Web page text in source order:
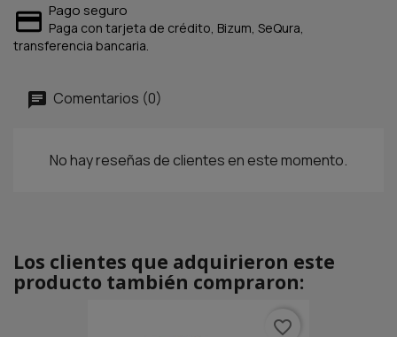
Pago seguro
Paga con tarjeta de crédito, Bizum, SeQura,
transferencia bancaria.
Comentarios (0)
No hay reseñas de clientes en este momento.
Los clientes que adquirieron este
producto también compraron:
favorite_border